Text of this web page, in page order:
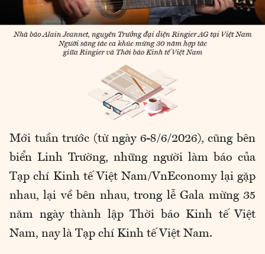
Mới tuần trước (từ ngày 6-8/6/2026), cũng bên
biển Linh Trường, những người làm báo của
Tạp chí Kinh tế Việt Nam/VnEconomy lại gặp
nhau, lại về bên nhau, trong lễ Gala mừng 35
năm ngày thành lập Thời báo Kinh tế Việt
Nam, nay là Tạp chí Kinh tế Việt Nam.